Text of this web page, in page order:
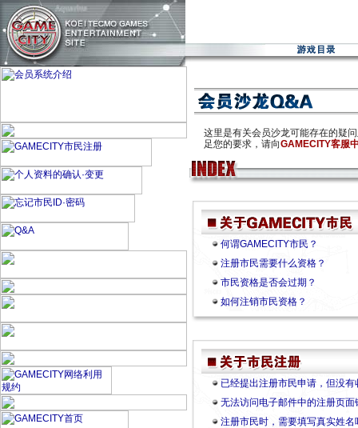
这里是有关会员沙龙可能存在的疑
足您的要求，请向GAMECITY客服
何谓GAMECITY市民？
注册市民需要什么资格？
市民资格是否会过期？
如何注销市民资格？
已经提出注册市民申请，但没
无法访问电子邮件中的注册页面
注册市民时，需要填写真实姓名